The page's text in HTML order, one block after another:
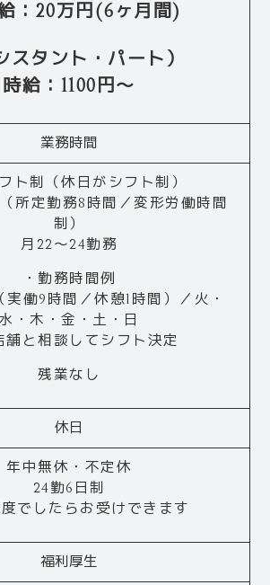
：20万円(6ヶ月間)
スタント・パート）
時給：1100円～
業務時間
ト制（休日がシフト制）
所定勤務8時間／変形労働時間
制）
月22～24勤務
・勤務時間例
実働9時間／休憩1時間）／火・
・木・金・土・日
舗と相談してシフト決定
残業なし
休日
年中無休・不定休
24勤6日制
度でしたらお受けできます
福利厚生